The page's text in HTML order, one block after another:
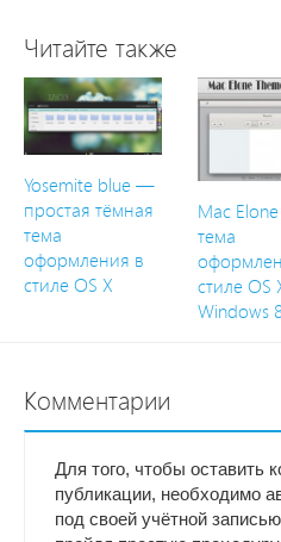
Читайте также
Yosemite blue —
простая тёмная
тема
оформления в
стиле OS X
Mac
тема
стиле OS
Windows
Комментарии
Для того, чтобы оставить
публикации, необходимо
под своей учётной